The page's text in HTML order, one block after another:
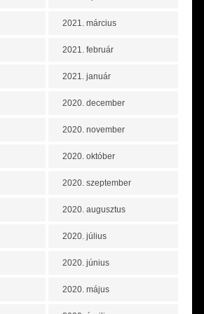
2021. március
2021. február
2021. január
2020. december
2020. november
2020. október
2020. szeptember
2020. augusztus
2020. július
2020. június
2020. május